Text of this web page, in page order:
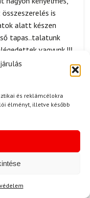
és reklámcélokra
élményt, illetve később
is
alatt készen
tapas..talatunk
vagyunk.!!!
Értékelés:
részlet meg van